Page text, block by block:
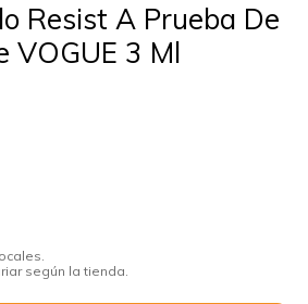
Resist A Prueba De
VOGUE 3 Ml
según la tienda.